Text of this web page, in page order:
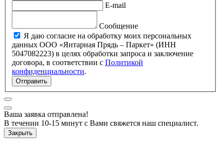
E-mail
Сообщение
Я даю согласие на обработку моих персональных
данных ООО «Янтарная Прядь – Паркет» (ИНН
5047082223) в целях обработки запроса и заключение
договора, в соответствии с Политикой
конфиденциальности.
Отправить
Ваша заявка отправлена!
В течении 10-15 минут с Вами свяжется наш специалист.
Закрыть